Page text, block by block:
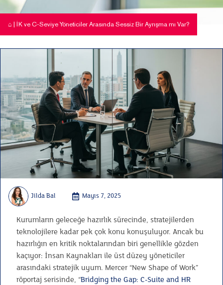
⌂ | İK ve C-Seviye Yöneticiler Arasında Sessiz Bir Ayrışma mı Var?
Jilda Bal Mayıs 7, 2025
Kurumların geleceğe hazırlık sürecinde, stratejilerden
teknolojilere kadar pek çok konu konuşuluyor. Ancak bu
hazırlığın en kritik noktalarından biri genellikle gözden
kaçıyor: İnsan Kaynakları ile üst düzey yöneticiler
arasındaki stratejik uyum. Mercer “New Shape of Work”
röportaj serisinde, “Bridging the Gap: C-Suite and HR